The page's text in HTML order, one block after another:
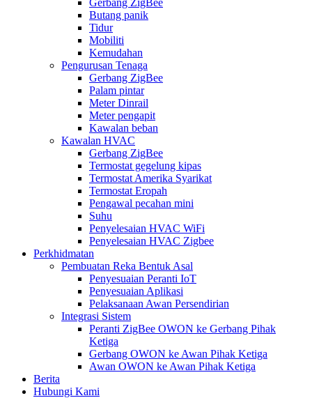
Gerbang ZigBee
Butang panik
Tidur
Mobiliti
Kemudahan
Pengurusan Tenaga
Gerbang ZigBee
Palam pintar
Meter Dinrail
Meter pengapit
Kawalan beban
Kawalan HVAC
Gerbang ZigBee
Termostat gegelung kipas
Termostat Amerika Syarikat
Termostat Eropah
Pengawal pecahan mini
Suhu
Penyelesaian HVAC WiFi
Penyelesaian HVAC Zigbee
Perkhidmatan
Pembuatan Reka Bentuk Asal
Penyesuaian Peranti IoT
Penyesuaian Aplikasi
Pelaksanaan Awan Persendirian
Integrasi Sistem
Peranti ZigBee OWON ke Gerbang Pihak
Ketiga
Gerbang OWON ke Awan Pihak Ketiga
Awan OWON ke Awan Pihak Ketiga
Berita
Hubungi Kami